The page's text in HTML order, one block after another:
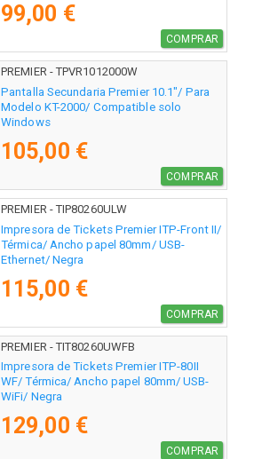
99,00 €
COMPRAR
PREMIER - TPVR1012000W
Pantalla Secundaria Premier 10.1"/ Para
Modelo KT-2000/ Compatible solo
Windows
105,00 €
COMPRAR
PREMIER - TIP80260ULW
Impresora de Tickets Premier ITP-Front II/
Térmica/ Ancho papel 80mm/ USB-
Ethernet/ Negra
115,00 €
COMPRAR
PREMIER - TIT80260UWFB
Impresora de Tickets Premier ITP-80II
WF/ Térmica/ Ancho papel 80mm/ USB-
WiFi/ Negra
129,00 €
COMPRAR